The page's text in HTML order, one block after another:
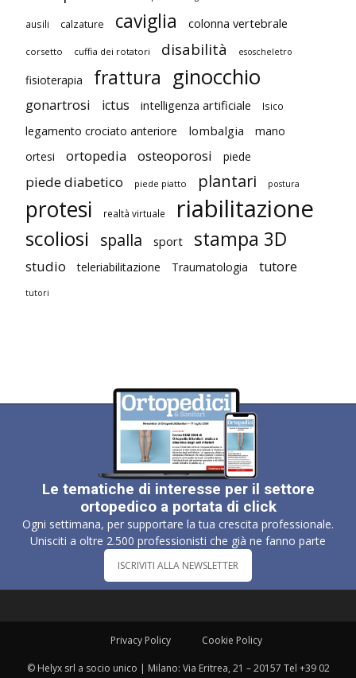
ausili calzature caviglia colonna vertebrale
corsetto cuffia dei rotatori disabilità esoscheletro
fisioterapia frattura ginocchio
gonartrosi ictus intelligenza artificiale Isico
legamento crociato anteriore lombalgia
mano
ortesi
ortopedia osteoporosi piede
piede diabetico piede piatto plantari postura
protesi realtà virtuale riabilitazione
scoliosi spalla sport stampa 3D
studio teleriabilitazione Traumatologia tutore
tutori
Le tematiche di interesse per il settore
ortopedico a portata di click
Ogni settimana, per supportare la tua crescita professionale.
Unisciti a oltre 2.500 professionisti che già ne fanno parte
ISCRIVITI ALLA NEWSLETTER
Privacy Policy Cookie Policy
© Helyx srl a socio unico | Milano: Via Eritrea, 21 – 20157 Tel +39 02